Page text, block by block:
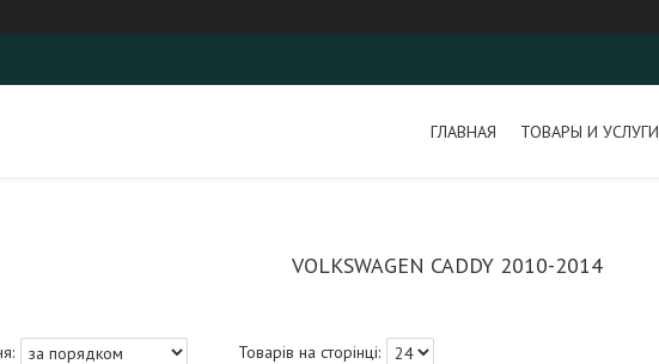
ГЛАВНАЯ ТОВАРЫ И УСЛУГИ
VOLKSWAGEN CADDY 2010-2014